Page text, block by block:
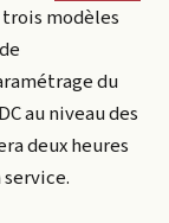
trois modèles
du
au niveau des
deux heures